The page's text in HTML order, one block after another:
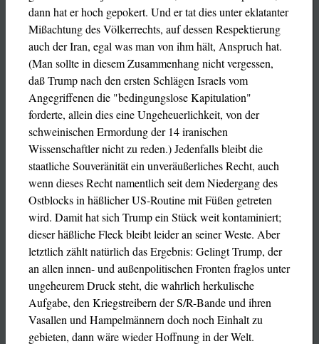
dann hat er hoch gepokert. Und er tat dies unter eklatanter
Mißachtung des Völkerrechts, auf dessen Respektierung
auch der Iran, egal was man von ihm hält, Anspruch hat.
(Man sollte in diesem Zusammenhang nicht vergessen,
daß Trump nach den ersten Schlägen Israels vom
Angegriffenen die "bedingungslose Kapitulation"
forderte, allein dies eine Ungeheuerlichkeit, von der
schweinischen Ermordung der 14 iranischen
Wissenschaftler nicht zu reden.) Jedenfalls bleibt die
staatliche Souveränität ein unveräußerliches Recht, auch
wenn dieses Recht namentlich seit dem Niedergang des
Ostblocks in häßlicher US-Routine mit Füßen getreten
wird. Damit hat sich Trump ein Stück weit kontaminiert;
dieser häßliche Fleck bleibt leider an seiner Weste. Aber
letztlich zählt natürlich das Ergebnis: Gelingt Trump, der
an allen innen- und außenpolitischen Fronten fraglos unter
ungeheurem Druck steht, die wahrlich herkulische
Aufgabe, den Kriegstreibern der S/R-Bande und ihren
Vasallen und Hampelmännern doch noch Einhalt zu
gebieten, dann wäre wieder Hoffnung in der Welt.